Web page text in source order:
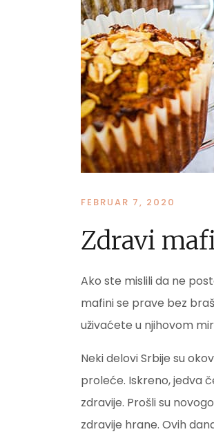
FEBRUAR 7, 2020
Zdravi
Ako ste mislili da ne
mafini se prave bez
uživaćete u njihovom
Neki delovi Srbije su
proleće. Iskreno, jedva
zdravije. Prošli su
zdravije hrane. Ovih